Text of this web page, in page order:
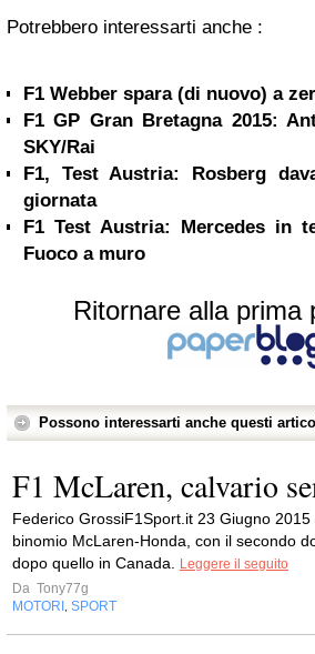
Potrebbero interessarti anche :
F1 Webber spara (di nuovo) a
F1 GP Gran Bretagna 2015:
SKY/Rai
F1, Test Austria: Rosberg
giornata
F1 Test Austria: Mercedes in
Fuoco a muro
Ritornare alla prima
Possono interessarti anche questi
F1 McLaren, calvario
Federico GrossiF1Sport.it 23 Giugno
binomio McLaren-Honda, con il secondo
dopo quello in Canada.
Leggere il seguito
Da Tony77g
MOTORI
SPORT